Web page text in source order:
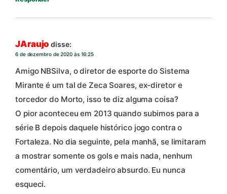
JAraujo disse:
6 de dezembro de 2020 às 16:25
Amigo NBSilva, o diretor de esporte do Sistema
Mirante é um tal de Zeca Soares, ex-diretor e
torcedor do Morto, isso te diz alguma coisa?
O pior aconteceu em 2013 quando subimos para a
série B depois daquele histórico jogo contra o
Fortaleza. No dia seguinte, pela manhã, se limitaram
a mostrar somente os gols e mais nada, nenhum
comentário, um verdadeiro absurdo. Eu nunca
esqueci.